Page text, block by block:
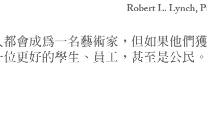
Robert L. Lynch,
都會成為一名藝術家，但如果他們
更好的學生、員工，甚至是公民。